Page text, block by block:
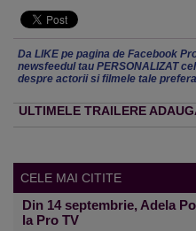
Da LIKE pe pagina de Facebook
newsfeedul tau PERSONALIZAT
despre actorii si filmele tale
ULTIMELE TRAILERE
CELE MAI CITITE
Din 14 septembrie, Adela
la Pro TV